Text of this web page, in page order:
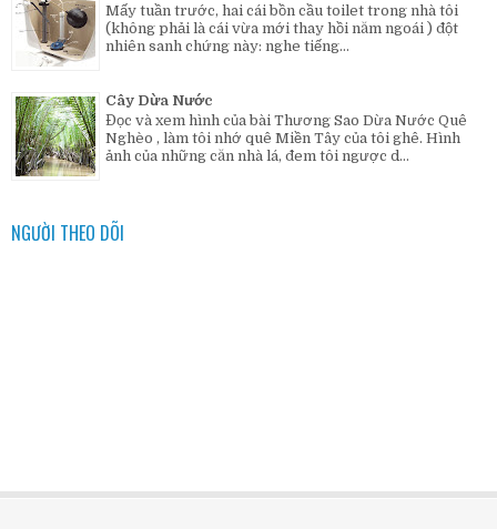
Mấy tuần trước, hai cái bồn cầu toilet trong nhà tôi
(không phải là cái vừa mới thay hồi năm ngoái ) đột
nhiên sanh chứng này: nghe tiếng...
Cây Dừa Nước
Đọc và xem hình của bài Thương Sao Dừa Nước Quê
Nghèo , làm tôi nhớ quê Miền Tây của tôi ghê. Hình
ảnh của những căn nhà lá, đem tôi ngược d...
NGƯỜI THEO DÕI